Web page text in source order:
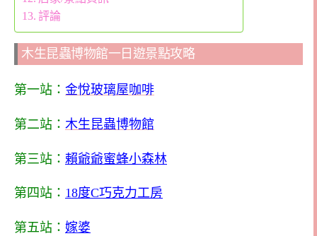
評論
木生昆蟲博物館一日遊景點攻略
第一站： 金悅玻璃屋咖啡
第二站： 木生昆蟲博物館
第三站： 賴爺爺蜜蜂小森林
第四站： 18度C巧克力工房
第五站： 嫁婆